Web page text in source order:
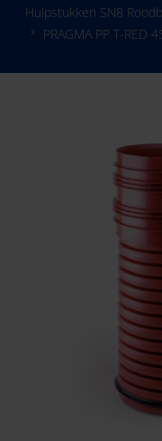
Hulpstukken SN8
PRAGMA PP T-RED